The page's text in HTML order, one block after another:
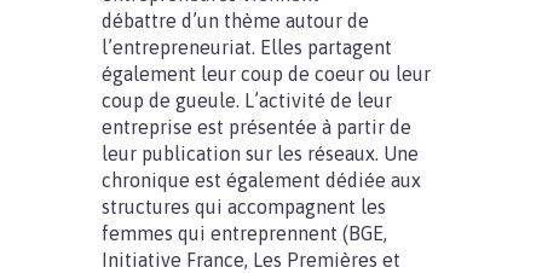
débattre d’un thème autour de
l’entrepreneuriat. Elles partagent
également leur coup de coeur ou leur
coup de gueule. L’activité de leur
entreprise est présentée à partir de
leur publication sur les réseaux. Une
chronique est également dédiée aux
structures qui accompagnent les
femmes qui entreprennent (BGE,
Initiative France, Les Premières et